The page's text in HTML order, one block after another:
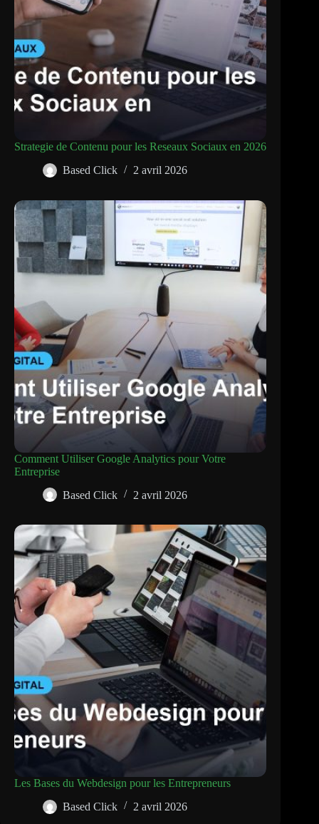
Strategie de Contenu pour les Reseaux Sociaux en 2026
Based Click
2 avril 2026
Comment Utiliser Google Analytics pour Votre
Entreprise
Based Click
2 avril 2026
Les Bases du Webdesign pour les Entrepreneurs
Based Click
2 avril 2026